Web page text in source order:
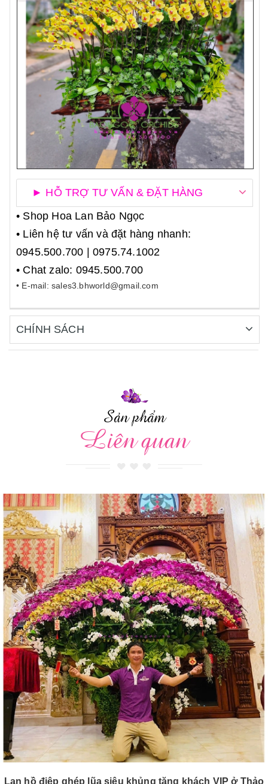
► HỖ TRỢ TƯ VẤN & ĐẶT HÀNG
• Shop Hoa Lan Bảo Ngọc
• Liên hệ tư vấn và đặt hàng nhanh:
0945.500.700 | 0975.74.1002
• Chat zalo: 0945.500.700
• E-mail: sales3.bhworld@gmail.com
CHÍNH SÁCH
Sản phẩm
Liên quan
Lan hồ điệp ghép lũa siêu khủng tặng khách VIP ở Thảo